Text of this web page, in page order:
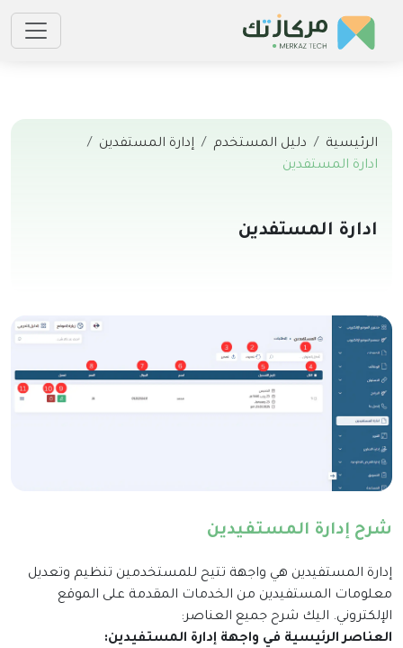
الرئيسية دليل المستخدم
إدارة المستفدين
ادارة المستفدين
ادارة المستفدين
شرح إدارة المستفيدين
إدارة المستفيدين هي واجهة تتيح للمستخدمين تنظيم وتعديل
معلومات المستفيدين من الخدمات المقدمة على الموقع
الإلكتروني. اليك شرح جميع العناصر:
العناصر الرئيسية في واجهة إدارة المستفيدين: